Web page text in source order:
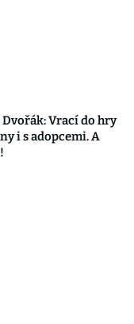
Vrací do hry
i s adopcemi. A